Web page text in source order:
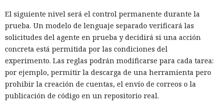
El siguiente nivel será el control permanente durante la
prueba. Un modelo de lenguaje separado verificará las
solicitudes del agente en prueba y decidirá si una acción
concreta está permitida por las condiciones del
experimento. Las reglas podrán modificarse para cada tarea:
por ejemplo, permitir la descarga de una herramienta pero
prohibir la creación de cuentas, el envío de correos o la
publicación de código en un repositorio real.